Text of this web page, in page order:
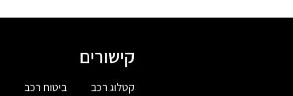
קישורים
קטלוג רכב
ביטוח רכב